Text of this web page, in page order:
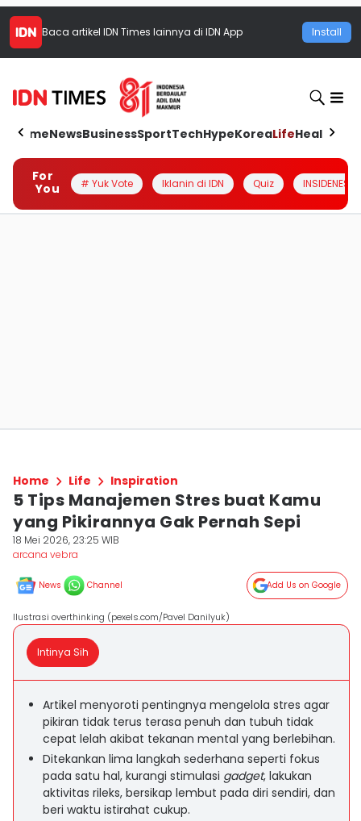
Baca artikel IDN Times lainnya di IDN App Install
HomeNewsBusinessSportTechHypeKoreaLifeHealth
For
You
# Yuk Vote Iklanin di IDN Quiz INSIDENESIA
Home Life Inspiration
5 Tips Manajemen Stres buat Kamu
yang Pikirannya Gak Pernah Sepi
18 Mei 2026, 23:25 WIB
arcana vebra
News Channel Add Us on Google
Ilustrasi overthinking (pexels.com/Pavel Danilyuk)
Intinya Sih
Artikel menyoroti pentingnya mengelola stres agar
pikiran tidak terus terasa penuh dan tubuh tidak
cepat lelah akibat tekanan mental yang berlebihan.
Ditekankan lima langkah sederhana seperti fokus
pada satu hal, kurangi stimulasi gadget, lakukan
aktivitas rileks, bersikap lembut pada diri sendiri, dan
beri waktu istirahat cukup.